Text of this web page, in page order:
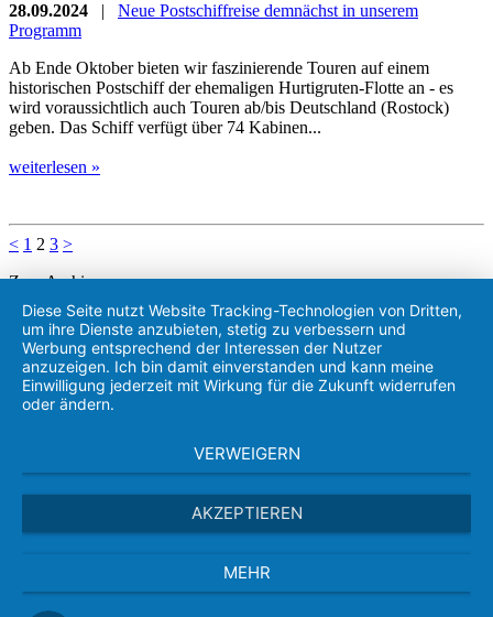
28.09.2024 | Neue Postschiffreise demnächst in unserem
Programm
Ab Ende Oktober bieten wir faszinierende Touren auf einem
historischen Postschiff der ehemaligen Hurtigruten-Flotte an - es
wird voraussichtlich auch Touren ab/bis Deutschland (Rostock)
geben. Das Schiff verfügt über 74 Kabinen...
weiterlesen »
< 1 2 3 >
Zum Archiv
Frachtschiff-Touristik
Kapitän Zylmann GmbH
Mühlenstraße 2
24376 Kappeln
Deutschland
+49 (0) 46 42 - 96 55 - 0
info(at)zylmann.de
Diese Seite nutzt Website Tracking-Technologien von Dritten,
um ihre Dienste anzubieten, stetig zu verbessern und
Werbung entsprechend der Interessen der Nutzer
anzuzeigen. Ich bin damit einverstanden und kann meine
Einwilligung jederzeit mit Wirkung für die Zukunft widerrufen
oder ändern.
VERWEIGERN
AKZEPTIEREN
MEHR